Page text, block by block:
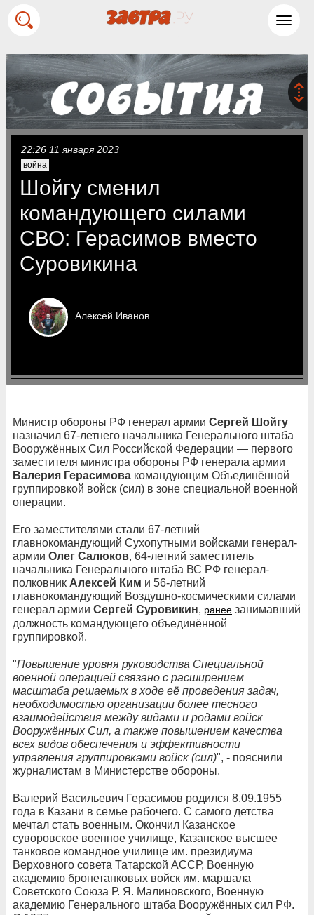
22:26 11 января 2023
война
Шойгу сменил
командующего силами
СВО: Герасимов вместо
Суровикина
Алексей Иванов
Министр обороны РФ генерал армии Сергей Шойгу
назначил 67-летнего начальника Генерального штаба
Вооружённых Сил Российской Федерации — первого
заместителя министра обороны РФ генерала армии
Валерия Герасимова командующим Объединённой
группировкой войск (сил) в зоне специальной военной
операции.
Его заместителями стали 67-летний
главнокомандующий Сухопутными войсками генерал-
армии Олег Салюков, 64-летний заместитель
начальника Генерального штаба ВС РФ генерал-
полковник Алексей Ким и 56-летний
главнокомандующий Воздушно-космическими силами
генерал армии Сергей Суровикин, ранее занимавший
должность командующего объединённой
группировкой.
"Повышение уровня руководства Специальной
военной операцией связано с расширением
масштаба решаемых в ходе её проведения задач,
необходимостью организации более тесного
взаимодействия между видами и родами войск
Вооружённых Сил, а также повышением качества
всех видов обеспечения и эффективности
управления группировками войск (сил)", - пояснили
журналистам в Министерстве обороны.
Валерий Васильевич Герасимов родился 8.09.1955
года в Казани в семье рабочего. С самого детства
мечтал стать военным. Окончил Казанское
суворовское военное училище, Казанское высшее
танковое командное училище им. президиума
Верховного совета Татарской АССР, Военную
академию бронетанковых войск им. маршала
Советского Союза Р. Я. Малиновского, Военную
академию Генерального штаба Вооружённых сил РФ.